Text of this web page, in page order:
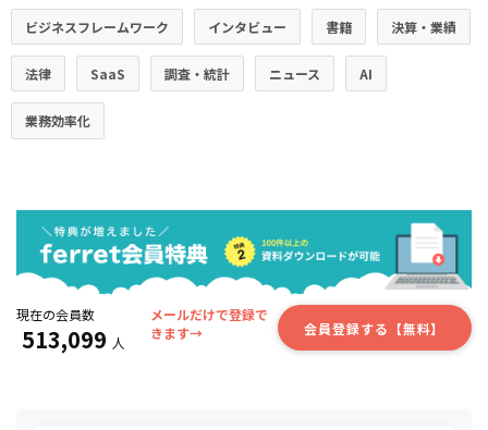
ビジネスフレームワーク インタビュー 書籍 決算・業績
法律 SaaS 調査・統計 ニュース AI
業務効率化
現在の会員数
513,099 人
メールだけで登録で
きます→
会員登録する【無料】